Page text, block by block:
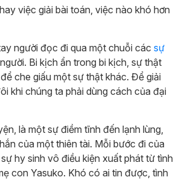
việc giải bài toán, việc nào khó hơn
người đọc đi qua một chuỗi các sự
Bi kịch ẩn trong bi kịch, sự thật
che giấu một sự thật khác. Để giải
khi chúng ta phải dùng cách của đại
là một sự điềm tĩnh đến lạnh lùng,
của một thiên tài. Mỗi bước đi của
hy sinh vô điều kiện xuất phát từ tình
con Yasuko. Khó có ai tin được, tình